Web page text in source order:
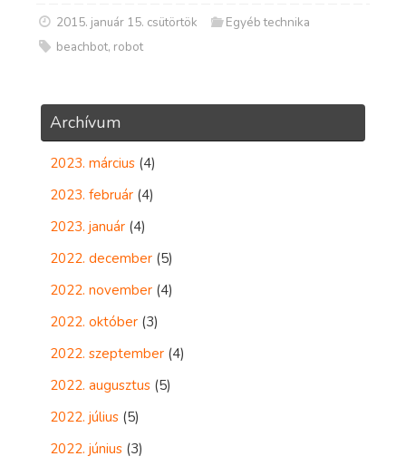
2015. január 15. csütörtök
Egyéb technika
beachbot, robot
Archívum
2023. március (4)
2023. február (4)
2023. január (4)
2022. december (5)
2022. november (4)
2022. október (3)
2022. szeptember (4)
2022. augusztus (5)
2022. július (5)
2022. június (3)